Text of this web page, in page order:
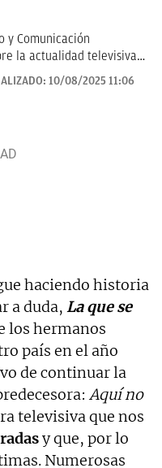
y Comunicación
la actualidad televisiva y
investigar y hablar
con las ficciones del
10/08/2025 11:06
haciendo historia
a duda, La que se
los hermanos
país en el año
de continuar la
Aquí no
televisiva que nos
y que, por lo
Numerosas